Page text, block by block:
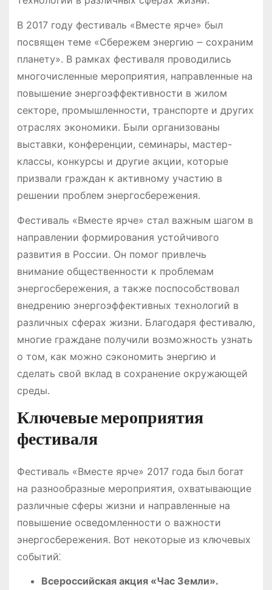
В 2017 году фестиваль «Вместе ярче» был
посвящен теме «Сбережем энергию ౼ сохраним
планету». В рамках фестиваля проводились
многочисленные мероприятия, направленные на
повышение энергоэффективности в жилом
секторе, промышленности, транспорте и других
отраслях экономики. Были организованы
выставки, конференции, семинары, мастер-
классы, конкурсы и другие акции, которые
призвали граждан к активному участию в
решении проблем энергосбережения.
Фестиваль «Вместе ярче» стал важным шагом в
направлении формирования устойчивого
развития в России. Он помог привлечь
внимание общественности к проблемам
энергосбережения, а также поспособствовал
внедрению энергоэффективных технологий в
различных сферах жизни. Благодаря фестивалю,
многие граждане получили возможность узнать
о том, как можно сэкономить энергию и
сделать свой вклад в сохранение окружающей
среды.
Ключевые мероприятия
фестиваля
Фестиваль «Вместе ярче» 2017 года был богат
на разнообразные мероприятия, охватывающие
различные сферы жизни и направленные на
повышение осведомленности о важности
энергосбережения. Вот некоторые из ключевых
событий⁚
Всероссийская акция «Час Земли».